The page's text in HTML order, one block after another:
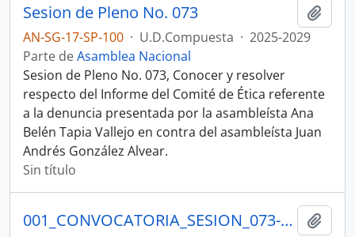
Sesion de Pleno No. 073
AN-SG-17-SP-100 · U.D.Compuesta · 2025-2029
Parte deAsamblea Nacional
Sesion de Pleno No. 073, Conocer y resolver
respecto del Informe del Comité de Ética referente
a la denuncia presentada por la asambleísta Ana
Belén Tapia Vallejo en contra del asambleísta Juan
Andrés González Alvear.
Sin título
001_CONVOCATORIA_SESION_073-AN-2025-2029_16-02-26.eml SESION DEL PLENO N 073 ASAMBLEA NACIONAL 2025-2027